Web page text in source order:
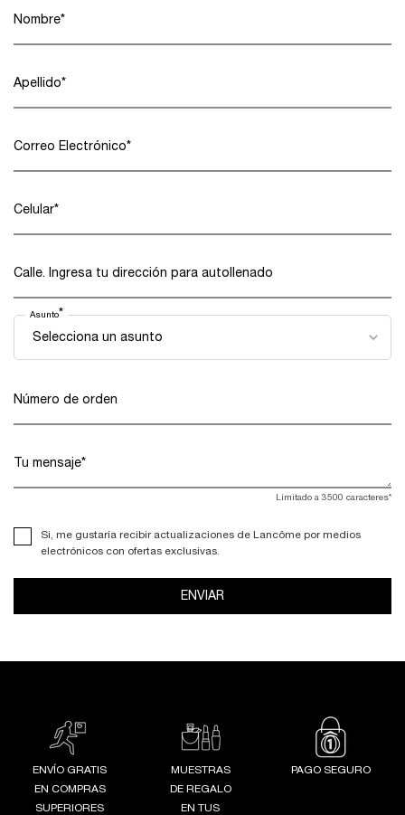
Nombre*
Apellido*
Correo Electrónico*
Celular*
Calle. Ingresa tu dirección para autollenado
Asunto*
Número de orden
Tu mensaje*
Limitado a 3500 caracteres*
Si, me gustaría recibir actualizaciones de Lancôme por medios
electrónicos con ofertas exclusivas.
ENVIAR
ENVÍO GRATIS
EN COMPRAS
SUPERIORES
MUESTRAS
DE REGALO
EN TUS
PAGO SEGURO